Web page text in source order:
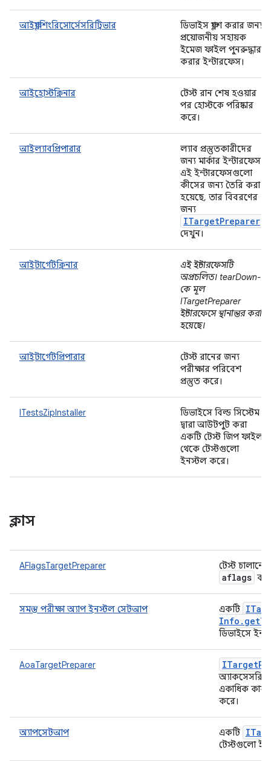
আইফ্ল্যাশিংরিসোর্সেসরিট্রিভার
ডিভাইস ফ্ল্যাশ করার জন্য
প্রয়োজনীয় সহায়ক
ইমেজ ফাইল পুনরুদ্ধার
করার ইন্টারফেস।
আইহোস্টক্লিনার
টেস্ট রান শেষ হওয়ার
পর হোস্টকে পরিষ্কার
করে।
আইল্যাবপ্রিপারার
ল্যাব প্রস্তুতকারীদের
জন্য মার্কার ইন্টারফেস
এই ইন্টারফেসগুলো
কীসের জন্য তৈরি করা
হয়েছে, তার বিবরণের
জন্য
ITargetPreparer
দেখুন।
আইটার্গেটক্লিনার
এই ইন্টারফেসটি
অপ্রচলিত। tearDown-
কে মূল
ITargetPreparer
ইন্টারফেসে স্থানান্তর করা
হয়েছে।
আইটার্গেটপ্রিপারার
টেস্ট রানের জন্য
পরীক্ষার পরিবেশ
প্রস্তুত করে।
ITestsZipInstaller
ডিভাইসে বিল্ড সিস্টেম
দ্বারা আউটপুট করা
একটি টেস্ট জিপ ফাইল
থেকে টেস্টগুলো
ইনস্টল করে।
ক্লাস
AFlagsTargetPreparer টেস্ট
aflags
সমস্ত পরীক্ষা অ্যাপ ইনস্টল সেটআপ একটি
Info . get
ডিভাইসে
AoaTargetPreparer ITarget
অ্যাকসেসরি
একাধিক
করে।
অ্যাপসেটআপ একটি
টেস্টগুলো